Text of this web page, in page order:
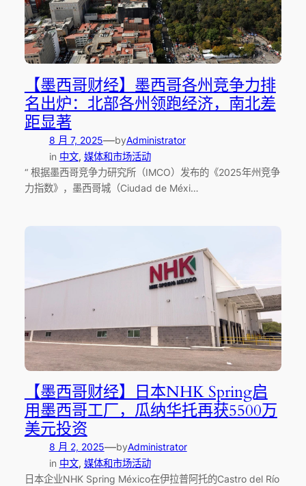
【墨西哥财经】墨西哥各州竞争力排
名出炉：北部各州领跑经济，南北差
距显著
8 月 7, 2025—byAdministrator
in 中文, 媒体和市场活动
“ 根据墨西哥竞争力研究所（IMCO）发布的《2025年州竞争
力指数》，墨西哥城（Ciudad de Méxi…
【墨西哥财经】日本NHK Spring启
用墨西哥工厂，瓜纳华托再获5500万
美元投资
8 月 2, 2025—byAdministrator
in 中文, 媒体和市场活动
日本企业NHK Spring México在伊拉普阿托的Castro del Río